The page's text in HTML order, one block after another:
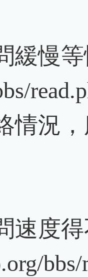
緩慢
情況
速度